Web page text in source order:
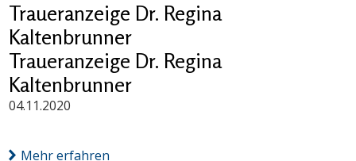
Traueranzeige Dr. Regina
Kaltenbrunner
Traueranzeige Dr. Regina
Kaltenbrunner
04.11.2020
Mehr erfahren